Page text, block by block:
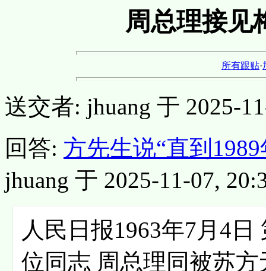
周总理接见
所有跟贴·
送交者: jhuang 于 2025-
回答: 方先生说“直到
jhuang 于 2025-11-07,
人民日报1963年7月4
位同志 周总理同被苏